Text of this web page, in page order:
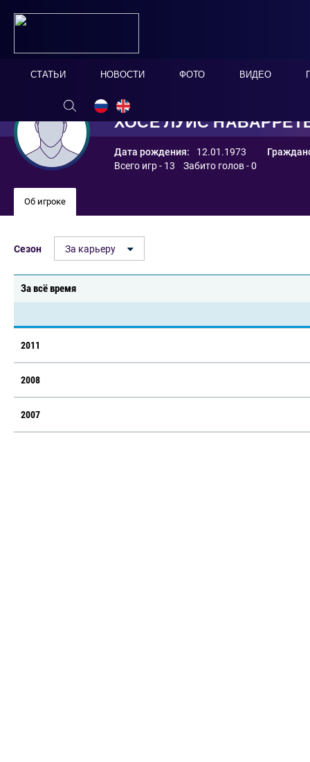
СТАТЬИ НОВОСТИ ФОТО ВИДЕО
ХОСЕ ЛУИС
Дата рождения: 12.01.1973
Всего игр - 13 Забито голов - 0
Об игроке
Сезон За карьеру
За всё время
2011
2008
2007